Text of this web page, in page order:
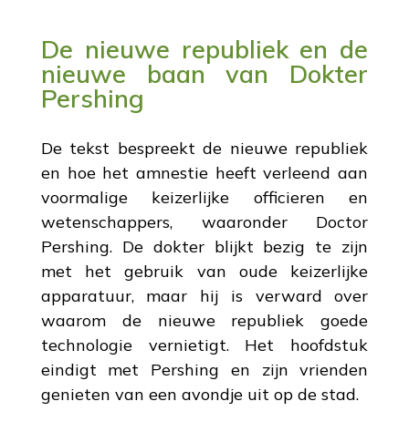
De nieuwe republiek en de
nieuwe baan van Dokter
Pershing
De tekst bespreekt de nieuwe republiek
en hoe het amnestie heeft verleend aan
voormalige keizerlijke officieren en
wetenschappers, waaronder Doctor
Pershing. De dokter blijkt bezig te zijn
met het gebruik van oude keizerlijke
apparatuur, maar hij is verward over
waarom de nieuwe republiek goede
technologie vernietigt. Het hoofdstuk
eindigt met Pershing en zijn vrienden
genieten van een avondje uit op de stad.